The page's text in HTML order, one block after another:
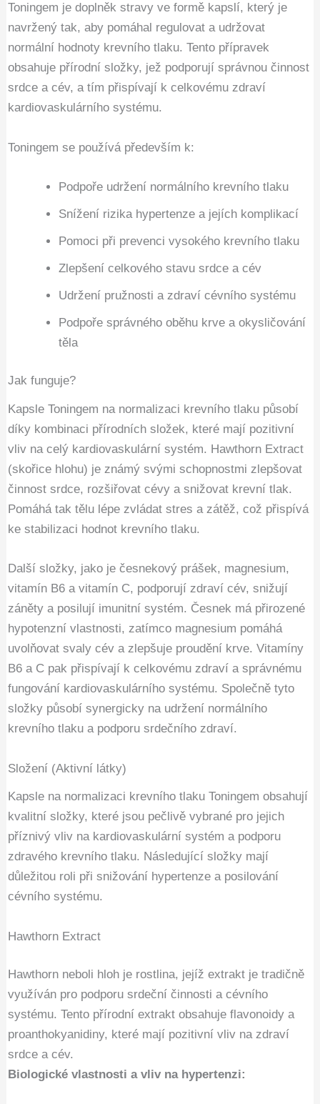
Toningem je doplněk stravy ve formě kapslí, který je
navržený tak, aby pomáhal regulovat a udržovat
normální hodnoty krevního tlaku. Tento přípravek
obsahuje přírodní složky, jež podporují správnou činnost
srdce a cév, a tím přispívají k celkovému zdraví
kardiovaskulárního systému.
Toningem se používá především k:
Podpoře udržení normálního krevního tlaku
Snížení rizika hypertenze a jejích komplikací
Pomoci při prevenci vysokého krevního tlaku
Zlepšení celkového stavu srdce a cév
Udržení pružnosti a zdraví cévního systému
Podpoře správného oběhu krve a okysličování
těla
Jak funguje?
Kapsle Toningem na normalizaci krevního tlaku působí
díky kombinaci přírodních složek, které mají pozitivní
vliv na celý kardiovaskulární systém. Hawthorn Extract
(skořice hlohu) je známý svými schopnostmi zlepšovat
činnost srdce, rozšiřovat cévy a snižovat krevní tlak.
Pomáhá tak tělu lépe zvládat stres a zátěž, což přispívá
ke stabilizaci hodnot krevního tlaku.
Další složky, jako je česnekový prášek, magnesium,
vitamín B6 a vitamín C, podporují zdraví cév, snižují
záněty a posilují imunitní systém. Česnek má přirozené
hypotenzní vlastnosti, zatímco magnesium pomáhá
uvolňovat svaly cév a zlepšuje proudění krve. Vitamíny
B6 a C pak přispívají k celkovému zdraví a správnému
fungování kardiovaskulárního systému. Společně tyto
složky působí synergicky na udržení normálního
krevního tlaku a podporu srdečního zdraví.
Složení (Aktivní látky)
Kapsle na normalizaci krevního tlaku Toningem obsahují
kvalitní složky, které jsou pečlivě vybrané pro jejich
příznivý vliv na kardiovaskulární systém a podporu
zdravého krevního tlaku. Následující složky mají
důležitou roli při snižování hypertenze a posilování
cévního systému.
Hawthorn Extract
Hawthorn neboli hloh je rostlina, jejíž extrakt je tradičně
využíván pro podporu srdeční činnosti a cévního
systému. Tento přírodní extrakt obsahuje flavonoidy a
proanthokyanidiny, které mají pozitivní vliv na zdraví
srdce a cév.
Biologické vlastnosti a vliv na hypertenzi: